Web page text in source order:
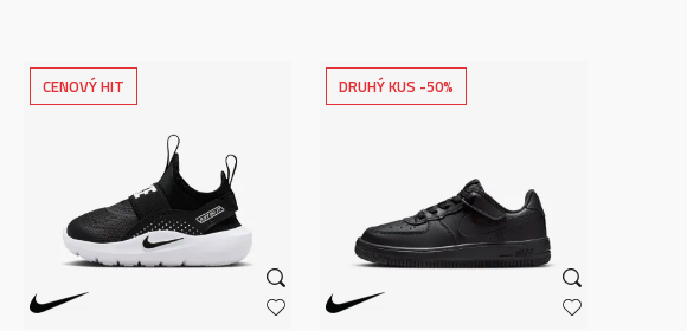
CENOVÝ HIT DRUHÝ KUS -50%